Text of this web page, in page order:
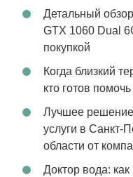
Детальный
GTX 1060 Dual
покупкой
Когда близкий
кто готов помочь
Лучшее решение
услуги в Санкт-
области от
Доктор вода: